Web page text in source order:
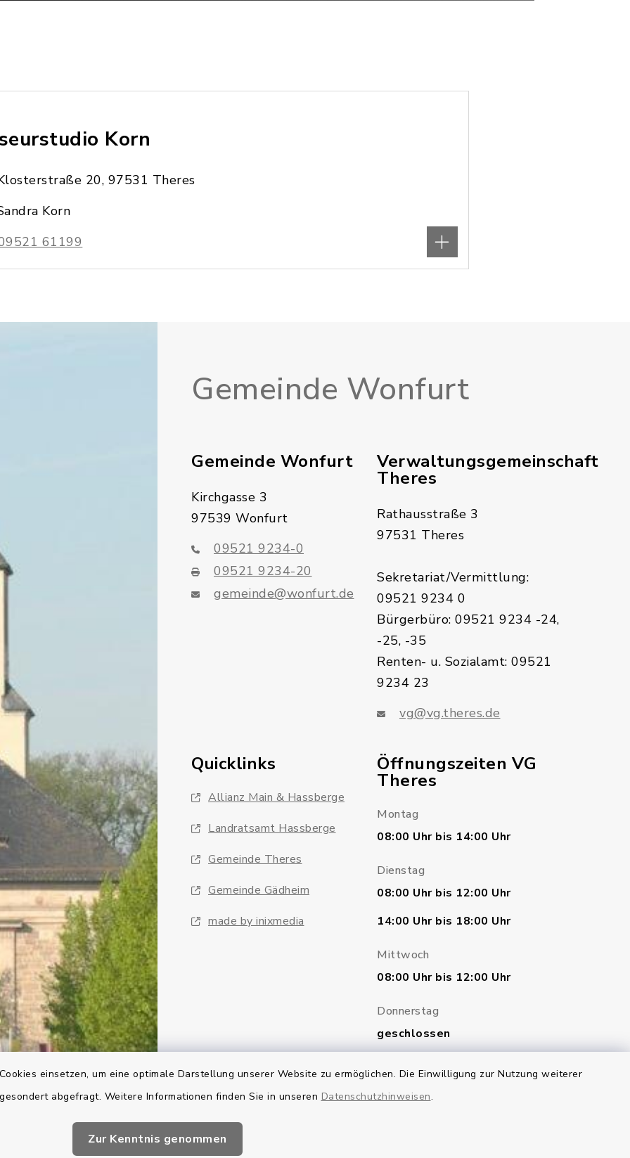
einsetzen, um eine optimale Darstellung unserer Website zu ermöglichen. Die Einwilligung zur Nutzung weiterer
abgefragt. Weitere Informationen finden Sie in unseren Datenschutzhinweisen.
Zur Kenntnis genommen
Korn
20, 97531 Theres
Korn
61199
Gemeinde Wonfurt
Gemeinde Wonfurt
Kirchgasse 3
97539 Wonfurt
09521 9234-0
09521 9234-20
gemeinde@wonfurt.de
Verwaltungsgemeinschaft
Theres
Rathausstraße 3
97531 Theres
Sekretariat/Vermittlung:
09521 9234 0
Bürgerbüro: 09521 9234 -24,
-25, -35
Renten- u. Sozialamt: 09521
9234 23
vg@vg.theres.de
Quicklinks
Allianz Main & Hassberge
Landratsamt Hassberge
Gemeinde Theres
Gemeinde Gädheim
made by inixmedia
Öffnungszeiten VG
Theres
Montag
08:00 Uhr bis 14:00 Uhr
Dienstag
08:00 Uhr bis 12:00 Uhr
14:00 Uhr bis 18:00 Uhr
Mittwoch
08:00 Uhr bis 12:00 Uhr
Donnerstag
geschlossen
Freitag
07:00 Uhr bis 12:00 Uhr